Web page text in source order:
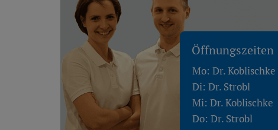
Öffnungszeiten
Mo: Dr. Koblischke
Di: Dr. Strobl
Mi: Dr. Koblischke
Do: Dr. Strobl